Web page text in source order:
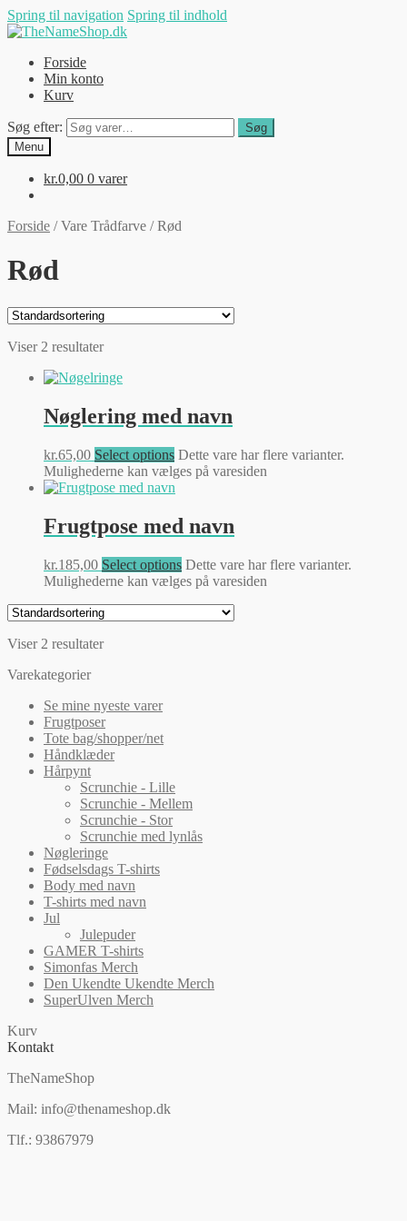
Spring til navigation Spring til indhold
Forside
Min konto
Kurv
Søg efter:
Søg
Menu
kr.0,00 0 varer
Forside /Vare Trådfarve /Rød
Rød
Viser 2 resultater
Nøglering med navn
kr.65,00 Select options Dette vare har flere varianter.
Mulighederne kan vælges på varesiden
Frugtpose med navn
kr.185,00 Select options Dette vare har flere varianter.
Mulighederne kan vælges på varesiden
Viser 2 resultater
Varekategorier
Se mine nyeste varer
Frugtposer
Tote bag/shopper/net
Håndklæder
Hårpynt
Scrunchie - Lille
Scrunchie - Mellem
Scrunchie - Stor
Scrunchie med lynlås
Nøgleringe
Fødselsdags T-shirts
Body med navn
T-shirts med navn
Jul
Julepuder
GAMER T-shirts
Simonfas Merch
Den Ukendte Ukendte Merch
SuperUlven Merch
Kurv
Kontakt
TheNameShop
Mail: info@thenameshop.dk
Tlf.: 93867979